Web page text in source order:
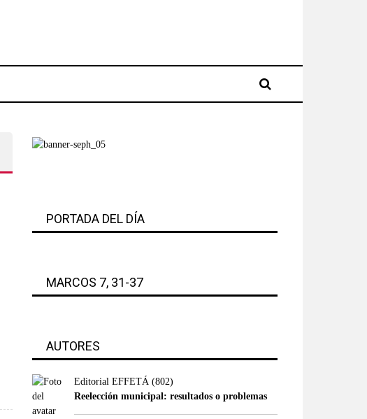
PORTADA DEL DÍA
MARCOS 7, 31-37
AUTORES
Editorial EFFETÁ (802)
Reelección municipal: resultados o problemas